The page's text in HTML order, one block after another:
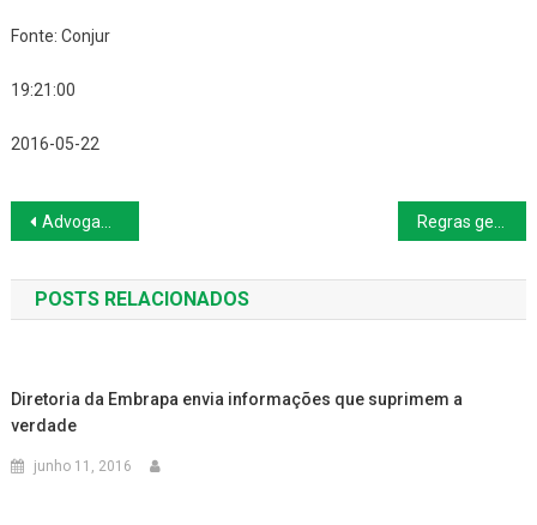
Fonte: Conjur
19:21:00
2016-05-22
Navegação
de
Post
Advogados públicos pedem no STF remuneração por trabalho extraordinário
POSTS RELACIONADOS
Diretoria da Embrapa envia informações que suprimem a
verdade
junho 11, 2016